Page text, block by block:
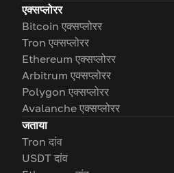
एक्सप्लोरर
Bitcoin एक्सप्लोरर
Tron एक्सप्लोरर
Ethereum एक्सप्लोरर
Arbitrum एक्सप्लोरर
Polygon एक्सप्लोरर
Avalanche एक्सप्लोरर
जताया
Tron दांव
USDT दांव